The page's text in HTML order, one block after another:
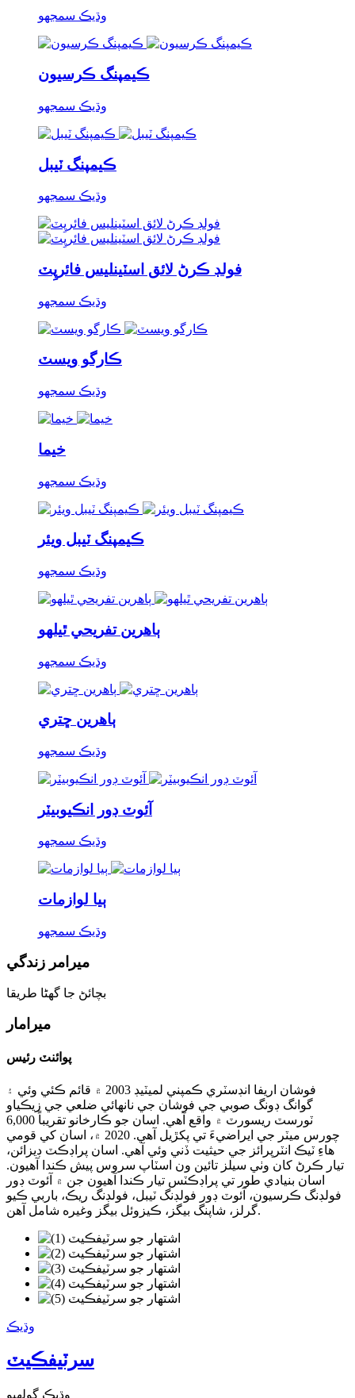
وڌيڪ سمجھو
ڪيمپنگ ڪرسيون
وڌيڪ سمجھو
ڪيمپنگ ٽيبل
وڌيڪ سمجھو
فولڊ ڪرڻ لائق اسٽينلیس فائرپِٽ
وڌيڪ سمجھو
ڪارگو ويسٽ
وڌيڪ سمجھو
خيما
وڌيڪ سمجھو
ڪيمپنگ ٽيبل ويئر
وڌيڪ سمجھو
ٻاهرين تفريحي ٿيلهو
وڌيڪ سمجھو
ٻاهرين ڇتري
وڌيڪ سمجھو
آئوٽ ڊور انڪيوبيٽر
وڌيڪ سمجھو
ٻيا لوازمات
وڌيڪ سمجھو
ميرامر زندگي
بچائڻ جا گھڻا طريقا
ميرامار
پوائنٽ رئيس
فوشان اريفا انڊسٽري ڪمپني لميٽيڊ 2003 ۾ قائم ڪئي وئي ۽
گوانگ ڊونگ صوبي جي فوشان جي نانھائي ضلعي جي زيڪياو
ٽورسٽ ريسورٽ ۾ واقع آهي. اسان جو ڪارخانو تقريباً 6,000
چورس ميٽر جي ايراضيءَ تي پکڙيل آهي. 2020 ۾، اسان کي قومي
هاءِ ٽيڪ انٽرپرائز جي حيثيت ڏني وئي آهي. اسان پراڊڪٽ ڊيزائن،
تيار ڪرڻ کان وٺي سيلز تائين ون اسٽاپ سروس پيش ڪندا آهيون.
اسان بنيادي طور تي پراڊڪٽس تيار ڪندا آهيون جن ۾ آئوٽ ڊور
فولڊنگ ڪرسيون، آئوٽ ڊور فولڊنگ ٽيبل، فولڊنگ ريڪ، باربي ڪيو
گرلز، شاپنگ بيگز، ڪيزوئل بيگز وغيره شامل آهن.
وڌيڪ
سرٽيفڪيٽ
وڌيڪ ڳولهيو